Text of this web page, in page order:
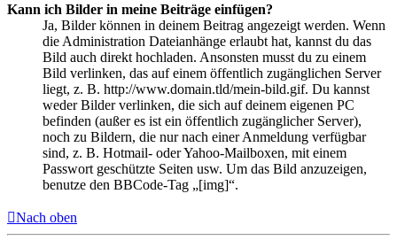
Kann ich Bilder in meine Beiträge einfügen?
Ja, Bilder können in deinem Beitrag angezeigt werden. Wenn
die Administration Dateianhänge erlaubt hat, kannst du das
Bild auch direkt hochladen. Ansonsten musst du zu einem
Bild verlinken, das auf einem öffentlich zugänglichen Server
liegt, z. B. http://www.domain.tld/mein-bild.gif. Du kannst
weder Bilder verlinken, die sich auf deinem eigenen PC
befinden (außer es ist ein öffentlich zugänglicher Server),
noch zu Bildern, die nur nach einer Anmeldung verfügbar
sind, z. B. Hotmail- oder Yahoo-Mailboxen, mit einem
Passwort geschützte Seiten usw. Um das Bild anzuzeigen,
benutze den BBCode-Tag „[img]“.
Nach oben